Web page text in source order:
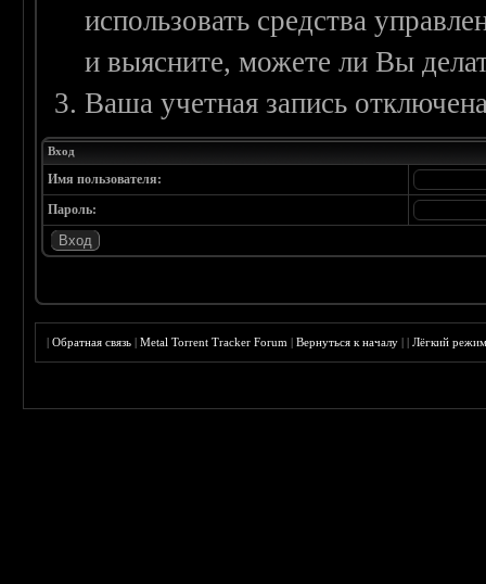
использовать средства
и выясните, можете ли Вы
Ваша учетная запись
Вход
Имя пользователя:
Пароль:
|Обратная связь |Metal Torrent Tracker Forum |Вернуться к началу ||Лёгкий